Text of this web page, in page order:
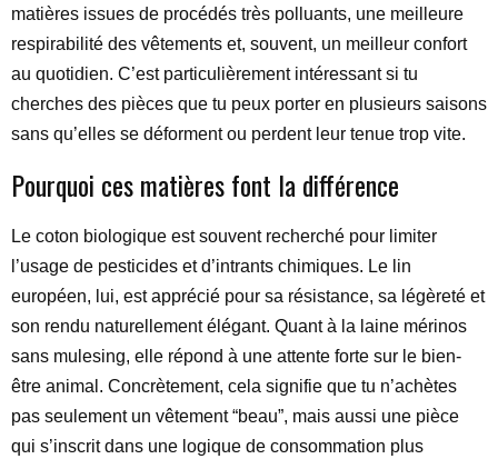
matières issues de procédés très polluants, une meilleure
respirabilité des vêtements et, souvent, un meilleur confort
au quotidien. C’est particulièrement intéressant si tu
cherches des pièces que tu peux porter en plusieurs saisons
sans qu’elles se déforment ou perdent leur tenue trop vite.
Pourquoi ces matières font la différence
Le coton biologique est souvent recherché pour limiter
l’usage de pesticides et d’intrants chimiques. Le lin
européen, lui, est apprécié pour sa résistance, sa légèreté et
son rendu naturellement élégant. Quant à la laine mérinos
sans mulesing, elle répond à une attente forte sur le bien-
être animal. Concrètement, cela signifie que tu n’achètes
pas seulement un vêtement “beau”, mais aussi une pièce
qui s’inscrit dans une logique de consommation plus